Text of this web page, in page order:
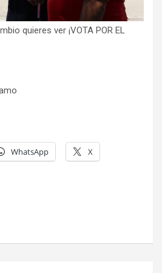
quieres ver ¡VOTA POR EL
WhatsApp X